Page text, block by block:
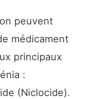
peuvent
médicament
principaux
:
(Niclocide).